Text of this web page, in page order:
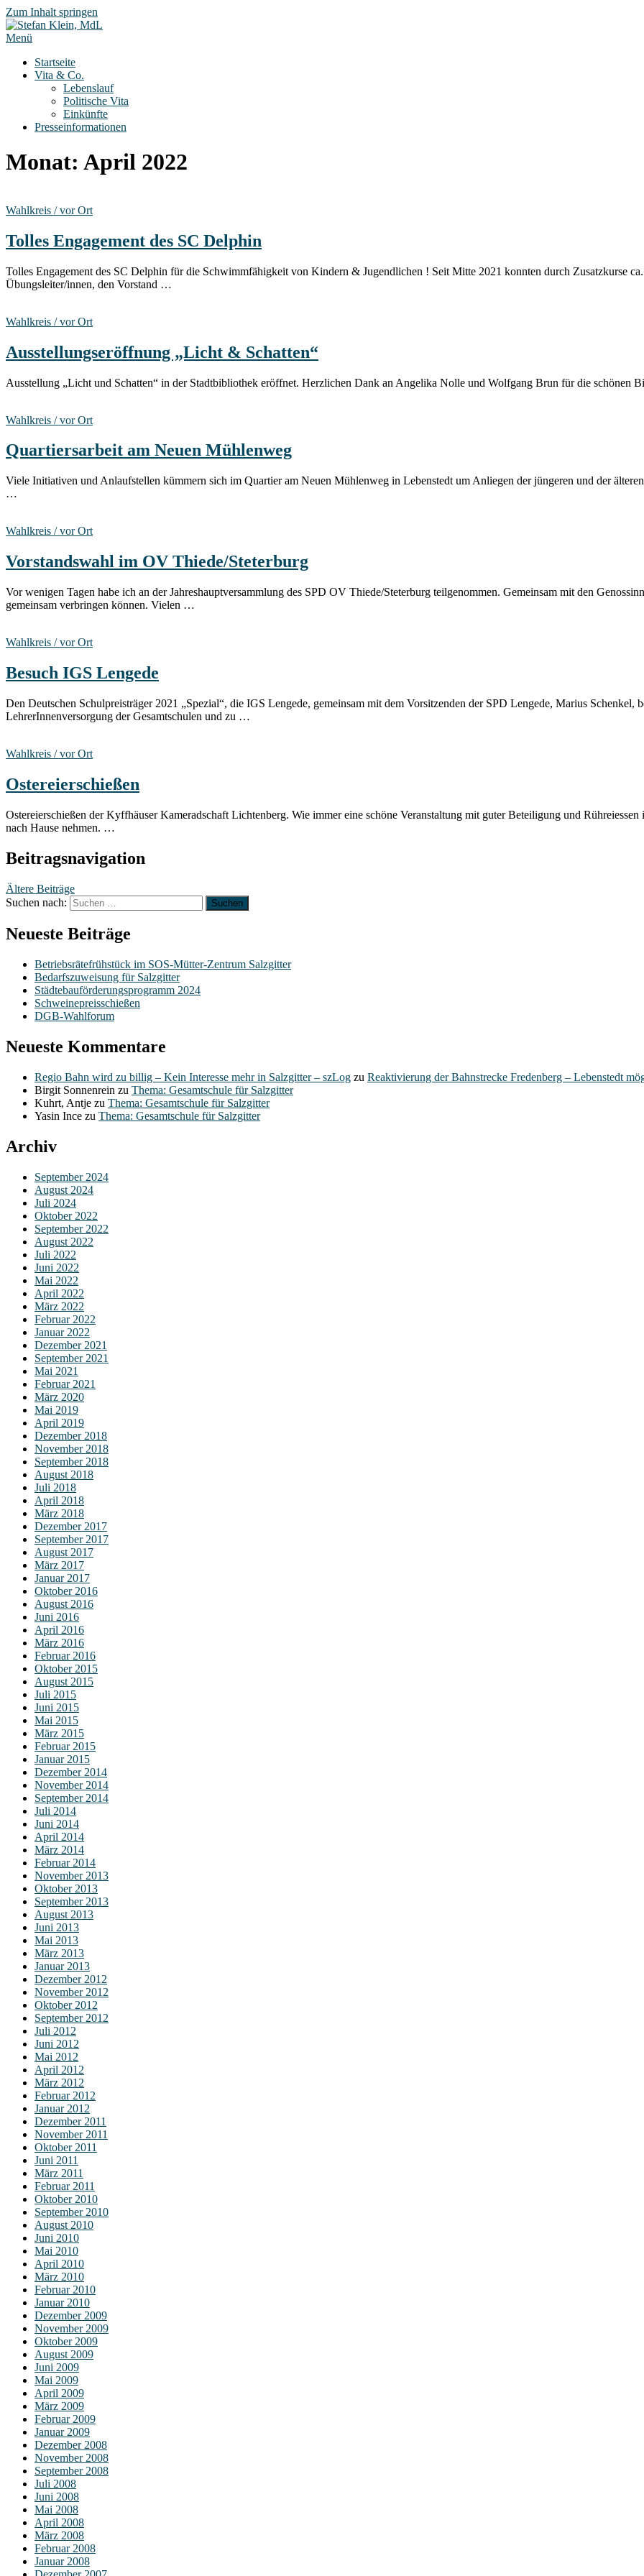
Zum Inhalt springen
Menü
Startseite
Vita & Co.
Lebenslauf
Politische Vita
Einkünfte
Presseinformationen
Monat: April 2022
Wahlkreis / vor Ort
Tolles Engagement des SC Delphin
Tolles Engagement des SC Delphin für die Schwimmfähigkeit von Kindern & Jugendlichen ! Seit Mitte 2021 konnten durch Zusatzkurse
Übungsleiter/innen, den Vorstand …
Wahlkreis / vor Ort
Ausstellungseröffnung „Licht & Schatten“
Ausstellung „Licht und Schatten“ in der Stadtbibliothek eröffnet. Herzlichen Dank an Angelika Nolle und Wolfgang Brun für die schönen
Wahlkreis / vor Ort
Quartiersarbeit am Neuen Mühlenweg
Viele Initiativen und Anlaufstellen kümmern sich im Quartier am Neuen Mühlenweg in Lebenstedt um Anliegen der jüngeren und der
…
Wahlkreis / vor Ort
Vorstandswahl im OV Thiede/Steterburg
Vor wenigen Tagen habe ich an der Jahreshauptversammlung des SPD OV Thiede/Steterburg teilgenommen. Gemeinsam mit den
gemeinsam verbringen können. Vielen …
Wahlkreis / vor Ort
Besuch IGS Lengede
Den Deutschen Schulpreisträger 2021 „Spezial“, die IGS Lengede, gemeinsam mit dem Vorsitzenden der SPD Lengede, Marius Schenkel,
LehrerInnenversorgung der Gesamtschulen und zu …
Wahlkreis / vor Ort
Ostereierschießen
Ostereierschießen der Kyffhäuser Kameradschaft Lichtenberg. Wie immer eine schöne Veranstaltung mit guter Beteiligung und
nach Hause nehmen. …
Beitragsnavigation
Ältere Beiträge
Suchen nach:
Neueste Beiträge
Betriebsrätefrühstück im SOS-Mütter-Zentrum Salzgitter
Bedarfszuweisung für Salzgitter
Städtebauförderungsprogramm 2024
Schweinepreisschießen
DGB-Wahlforum
Neueste Kommentare
Regio Bahn wird zu billig – Kein Interesse mehr in Salzgitter – szLog zu Reaktivierung der Bahnstrecke Fredenberg – Lebenstedt
Birgit Sonnenrein zu Thema: Gesamtschule für Salzgitter
Kuhrt, Antje zu Thema: Gesamtschule für Salzgitter
Yasin Ince zu Thema: Gesamtschule für Salzgitter
Archiv
September 2024
August 2024
Juli 2024
Oktober 2022
September 2022
August 2022
Juli 2022
Juni 2022
Mai 2022
April 2022
März 2022
Februar 2022
Januar 2022
Dezember 2021
September 2021
Mai 2021
Februar 2021
März 2020
Mai 2019
April 2019
Dezember 2018
November 2018
September 2018
August 2018
Juli 2018
April 2018
März 2018
Dezember 2017
September 2017
August 2017
März 2017
Januar 2017
Oktober 2016
August 2016
Juni 2016
April 2016
März 2016
Februar 2016
Oktober 2015
August 2015
Juli 2015
Juni 2015
Mai 2015
März 2015
Februar 2015
Januar 2015
Dezember 2014
November 2014
September 2014
Juli 2014
Juni 2014
April 2014
März 2014
Februar 2014
November 2013
Oktober 2013
September 2013
August 2013
Juni 2013
Mai 2013
März 2013
Januar 2013
Dezember 2012
November 2012
Oktober 2012
September 2012
Juli 2012
Juni 2012
Mai 2012
April 2012
März 2012
Februar 2012
Januar 2012
Dezember 2011
November 2011
Oktober 2011
Juni 2011
März 2011
Februar 2011
Oktober 2010
September 2010
August 2010
Juni 2010
Mai 2010
April 2010
März 2010
Februar 2010
Januar 2010
Dezember 2009
November 2009
Oktober 2009
August 2009
Juni 2009
Mai 2009
April 2009
März 2009
Februar 2009
Januar 2009
Dezember 2008
November 2008
September 2008
Juli 2008
Juni 2008
Mai 2008
April 2008
März 2008
Februar 2008
Januar 2008